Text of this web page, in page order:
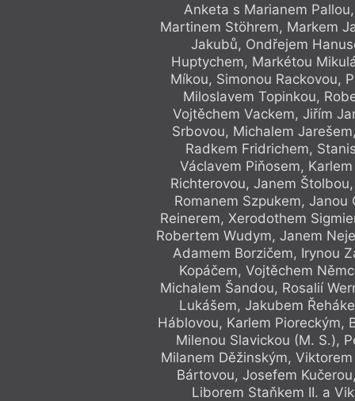
Anketa s Marianem
Martinem Stöhrem, Markem
Jakubů, Ondřejem
Huptychem, Markétou
Míkou, Simonou Rackovou,
Miloslavem Topinkou,
Vojtěchem Vackem, Jiřím
Srbovou, Michalem
Radkem Fridrichem,
Václavem Piňosem,
Richterovou, Janem
Romanem Szpukem,
Reinerem, Xerodothem
Robertem Wudym, Janem
Adamem Borzičem, Irynou
Kopáčem, Vojtěchem
Michalem Šandou, Rosalií
Lukášem, Jakubem
Háblovou, Karlem Pioreckým,
Milenou Slavickou (M. S.),
Milanem Děžinským,
Bártovou, Josefem
Liborem Staňkem II. a